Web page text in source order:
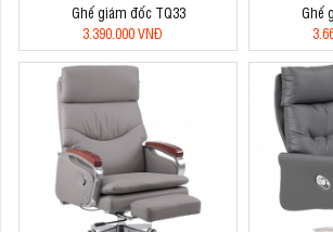
Ghế giám đốc TQ33
3.390.000 VNĐ
Ghế